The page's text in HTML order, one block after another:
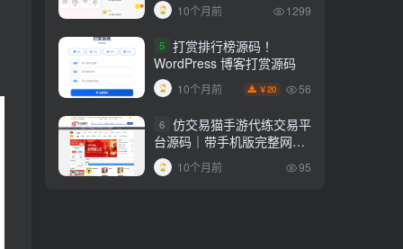
10个月前 1299
5 打赏排行榜源码！
WordPress 博客打赏源码
10个月前 ￥20 56
6 仿交易猫手游代练交易平
台源码｜带手机版完整网站
源码！
10个月前 95